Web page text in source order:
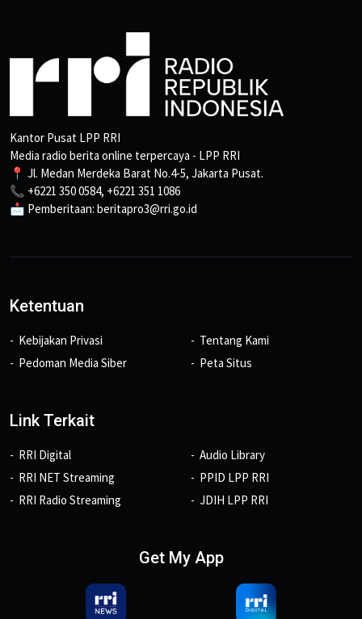
Kantor Pusat LPP RRI
Media radio berita online terpercaya - LPP RRI
📍 Jl. Medan Merdeka Barat No.4-5, Jakarta Pusat.
📞 +6221 350 0584, +6221 351 1086
📩 Pemberitaan: beritapro3@rri.go.id
Ketentuan
Kebijakan Privasi
Pedoman Media Siber
Tentang Kami
Peta Situs
Link Terkait
RRI Digital
RRI NET Streaming
RRI Radio Streaming
Audio Library
PPID LPP RRI
JDIH LPP RRI
Get My App